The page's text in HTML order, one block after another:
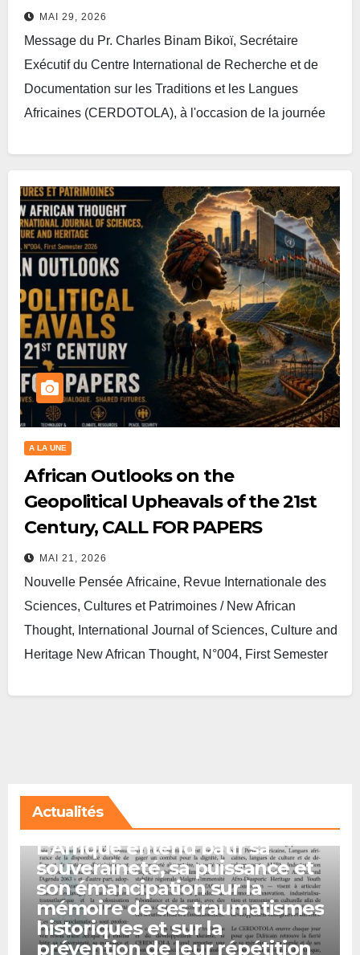
MAI 29, 2026
Message du Pr. Charles Binam Bikoï, Secrétaire
Exécutif du Centre International de Recherche et de
Documentation sur les Traditions et les Langues
Africaines (CERDOTOLA), à l'occasion de la journée
A LA UNE
African Outlooks on the
Geopolitical Upheavals of the 21st
Century, CALL FOR PAPERS
MAI 21, 2026
Nouvelle Pensée Africaine, Revue Internationale des
Sciences, Cultures et Patrimoines / New African
Thought, International Journal of Sciences, Culture and
Heritage New African Thought, N°004, First Semester
Actualités
L’Afrique entend bâtir sa
souveraineté, sa puissance et
son émancipation sur la
mémoire de ses traumatismes
historiques et sur la
prévention de leur répétition